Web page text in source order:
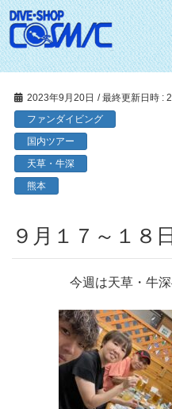
2023年9月20日 / 最終更新日時 :
ファンダイビング
国内ツアー
天草・牛深
熊本
９月１７～１
今週は天草・牛